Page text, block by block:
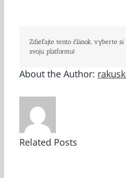
Zdieľajte tento článok, vyberte si
svoju platformu!
About the Author:
Related Posts